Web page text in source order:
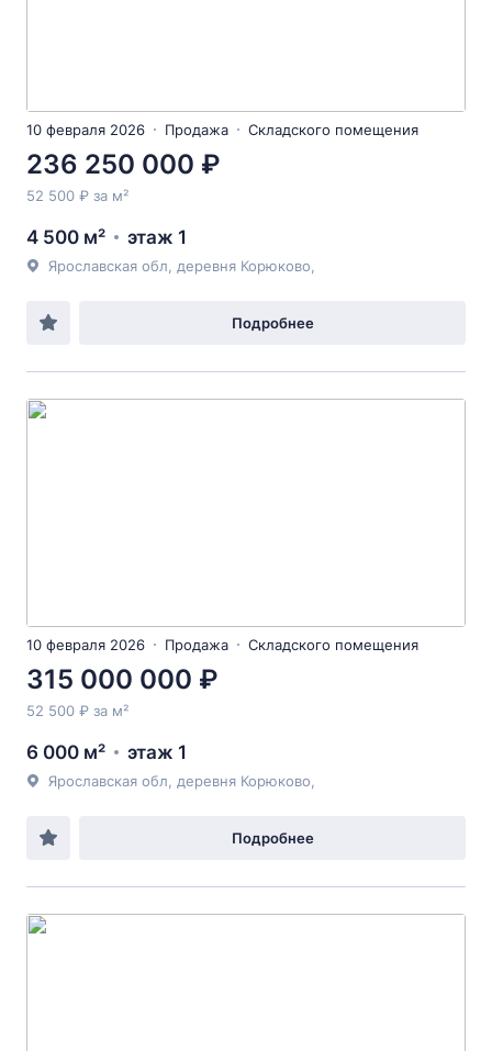
10 февраля 2026 Продажа Складского помещения
236 250 000 ₽
52 500 ₽ за м²
4 500 м² этаж 1
Ярославская обл, деревня Корюково,
Подробнее
10 февраля 2026 Продажа Складского помещения
315 000 000 ₽
52 500 ₽ за м²
6 000 м² этаж 1
Ярославская обл, деревня Корюково,
Подробнее